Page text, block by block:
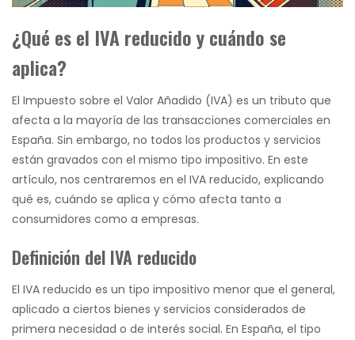
¿Qué es el IVA reducido y cuándo se
aplica?
El Impuesto sobre el Valor Añadido (IVA) es un tributo que
afecta a la mayoría de las transacciones comerciales en
España. Sin embargo, no todos los productos y servicios
están gravados con el mismo tipo impositivo. En este
artículo, nos centraremos en el IVA reducido, explicando
qué es, cuándo se aplica y cómo afecta tanto a
consumidores como a empresas.
Definición del IVA reducido
El IVA reducido es un tipo impositivo menor que el general,
aplicado a ciertos bienes y servicios considerados de
primera necesidad o de interés social. En España, el tipo